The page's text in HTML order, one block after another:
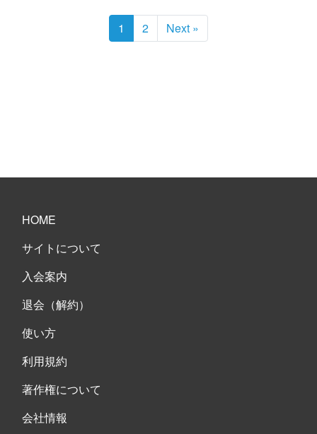
1 2 Next »
HOME
サイトについて
入会案内
退会（解約）
使い方
利用規約
著作権について
会社情報